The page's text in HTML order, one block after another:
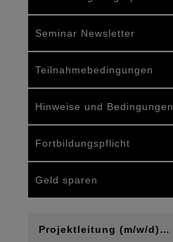
Seminar Newsletter
Teilnahmebedingungen
Hinweise und Bedingungen
Fortbildungspflicht
Geld sparen
Projektleitung (m/w/d)…